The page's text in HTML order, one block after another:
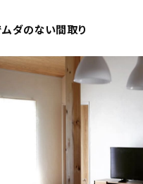
/ アイテム
ダのない間取り